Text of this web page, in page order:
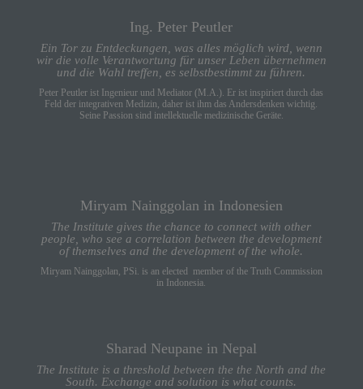
Ing. Peter Peutler
Ein Tor zu Entdeckungen, was alles möglich wird, wenn
wir die volle Verantwortung für unser Leben übernehmen
und die Wahl treffen, es selbstbestimmt zu führen.
Peter Peutler ist Ingenieur und Mediator (M.A.). Er ist inspiriert durch das
Feld der integrativen Medizin, daher ist ihm das Andersdenken wichtig.
Seine Passion sind intellektuelle medizinische Geräte.
Miryam Nainggolan in Indonesien
The Institute gives the chance to connect with other
people, who see a correlation between the development
of themselves and the development of the whole.
M iryam Nainggolan, PSi. is an elected member of the Truth Commission
in Indonesia.
Sharad Neupane in Nepal
The Institute is a threshold between the the North and the
South. Exchange and solution is what counts.